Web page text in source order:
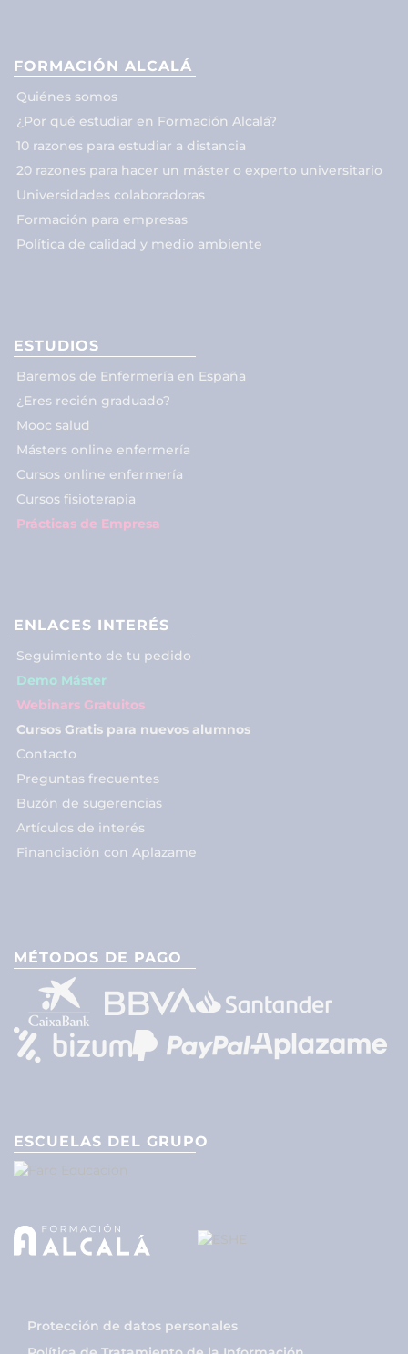
FORMACIÓN ALCALÁ
Quiénes somos
¿Por qué estudiar en Formación Alcalá?
10 razones para estudiar a distancia
20 razones para hacer un máster o experto universitario
Universidades colaboradoras
Formación para empresas
Política de calidad y medio ambiente
ESTUDIOS
Baremos de Enfermería en España
¿Eres recién graduado?
Mooc salud
Másters online enfermería
Cursos online enfermería
Cursos fisioterapia
Prácticas de Empresa
ENLACES INTERÉS
Seguimiento de tu pedido
Demo Máster
Webinars Gratuitos
Cursos Gratis para nuevos alumnos
Contacto
Preguntas frecuentes
Buzón de sugerencias
Artículos de interés
Financiación con Aplazame
MÉTODOS DE PAGO
ESCUELAS DEL GRUPO
Protección de datos personales